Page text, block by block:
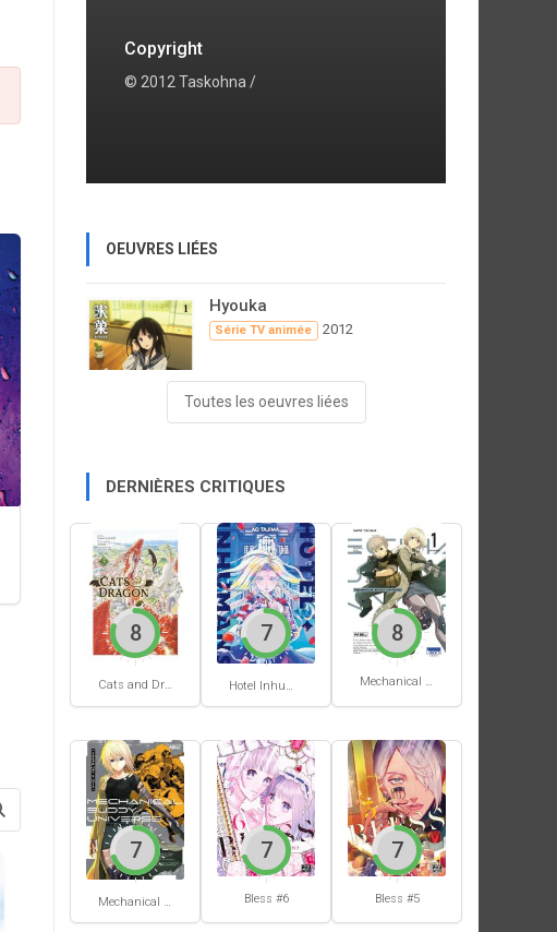
Copyright
© 2012 Taskohna /
OEUVRES LIÉES
Hyouka
Série TV animée 2012
Toutes les oeuvres liées
DERNIÈRES CRITIQUES
8
Hotel Inhumans #1
7
Mechanical Buddy Universe #1
8
Mechanical Buddy Universe #0
7
Bless #6
7
Bless #5
7